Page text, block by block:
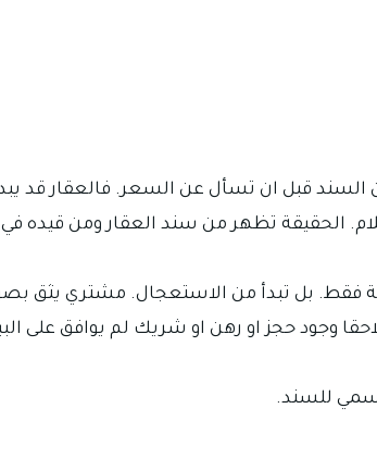
السند قبل ان تسأل عن السعر. فالعقار قد
الحقيقة تظهر من سند العقار ومن قيده
فقط. بل تبدأ من الاستعجال. مشتري يثق
وجود حجز او رهن او شريك لم يوافق على
للسند.